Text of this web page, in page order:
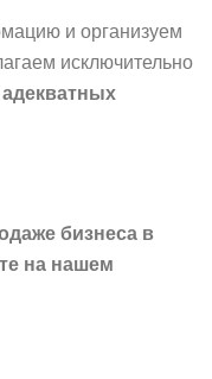
и организуем
исключительно
бизнеса в
на нашем